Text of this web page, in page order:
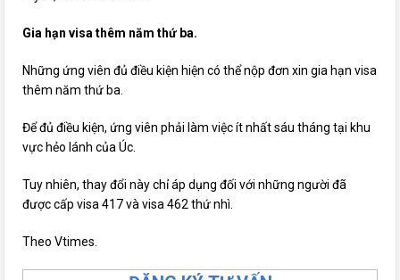
Gia hạn visa thêm năm thứ ba.
Những ứng viên đủ điều kiện hiện có thể nộp đơn xin gia hạn visa
thêm năm thứ ba.
Để đủ điều kiện, ứng viên phải làm việc ít nhất sáu tháng tại khu
vực hẻo lánh của Úc.
Tuy nhiên, thay đổi này chỉ áp dụng đối với những người đã
được cấp visa 417 và visa 462 thứ nhì.
Theo Vtimes.